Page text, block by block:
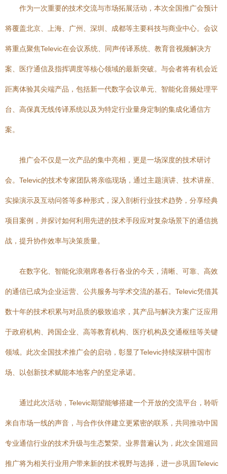
作为一次重要的技术交流与市场拓展活动，本次全国推广会预计
将覆盖北京、上海、广州、深圳、成都等主要科技与商业中心。会议
将重点聚焦Televic在会议系统、同声传译系统、教育音视频解决方
案、医疗通信及指挥调度等核心领域的最新突破。与会者将有机会近
距离体验其尖端产品，包括新一代数字会议单元、智能化音频处理平
台、高保真无线传译系统以及为特定行业量身定制的集成化通信方
案。
推广会不仅是一次产品的集中亮相，更是一场深度的技术研讨
会。Televic的技术专家团队将亲临现场，通过主题演讲、技术讲座、
实操演示及互动问答等多种形式，深入剖析行业技术趋势，分享经典
项目案例，并探讨如何利用先进的技术手段应对复杂场景下的通信挑
战，提升协作效率与决策质量。
在数字化、智能化浪潮席卷各行各业的今天，清晰、可靠、高效
的通信已成为企业运营、公共服务与学术交流的基石。Televic凭借其
数十年的技术积累与对品质的极致追求，其产品与解决方案广泛应用
于政府机构、跨国企业、高等教育机构、医疗机构及交通枢纽等关键
领域。此次全国技术推广会的启动，彰显了Televic持续深耕中国市
场、以创新技术赋能本地客户的坚定承诺。
通过此次活动，Televic期望能够搭建一个开放的交流平台，聆听
来自市场一线的声音，与合作伙伴建立更紧密的联系，共同推动中国
专业通信行业的技术升级与生态繁荣。业界普遍认为，此次全国巡回
推广将为相关行业用户带来新的技术视野与选择，进一步巩固Televic